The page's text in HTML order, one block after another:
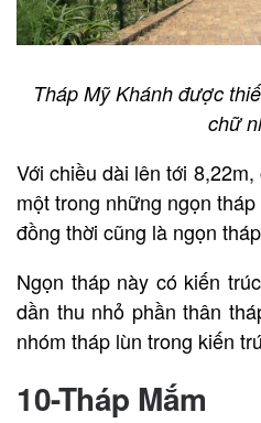
Tháp Mỹ Khánh được
chữ
Với chiều dài lên tới
một trong những ngọn
đồng thời cũng là ngọn
Ngọn tháp này có kiến
dần thu nhỏ phần thân
nhóm tháp lùn trong kiến
10-Tháp Mắm